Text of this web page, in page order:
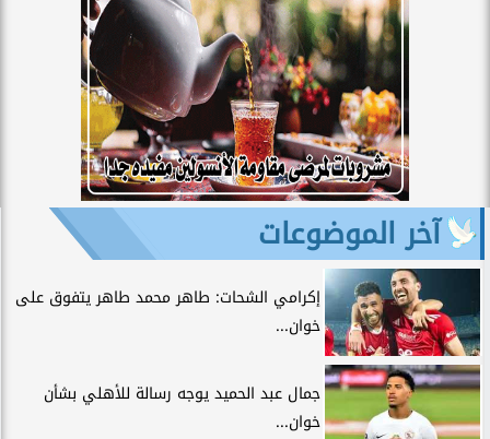
آخر الموضوعات
إكرامي الشحات: طاهر محمد طاهر يتفوق على
خوان...
جمال عبد الحميد يوجه رسالة للأهلي بشأن
خوان...